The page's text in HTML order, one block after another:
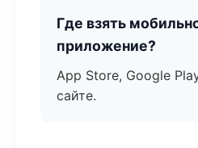
Где взять
приложение?
App Store, Google
сайте.